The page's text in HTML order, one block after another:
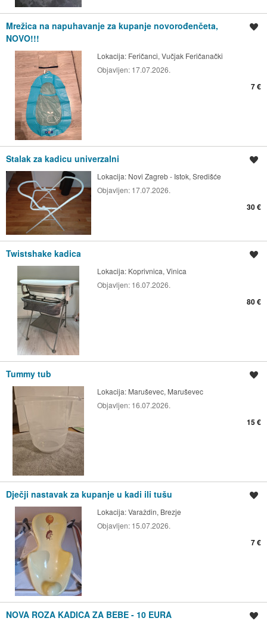
Mrežica na napuhavanje za kupanje novorođenčeta,
NOVO!!!
Lokacija: Feričanci, Vučjak Feričanački
Objavljen: 17.07.2026.
7 €
Stalak za kadicu univerzalni
Lokacija: Novi Zagreb - Istok, Središće
Objavljen: 17.07.2026.
30 €
Twistshake kadica
Lokacija: Koprivnica, Vinica
Objavljen: 16.07.2026.
80 €
Tummy tub
Lokacija: Maruševec, Maruševec
Objavljen: 16.07.2026.
15 €
Dječji nastavak za kupanje u kadi ili tušu
Lokacija:Varaždin, Brezje
Objavljen: 15.07.2026.
7 €
NOVA ROZA KADICA ZA BEBE - 10 EURA